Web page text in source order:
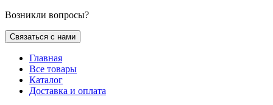
Возникли вопросы?
Связаться с нами
Главная
Все товары
Каталог
Доставка и оплата